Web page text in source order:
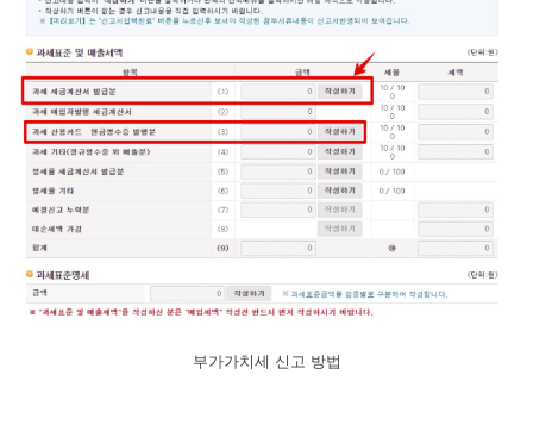
부가가치세 신고 방법